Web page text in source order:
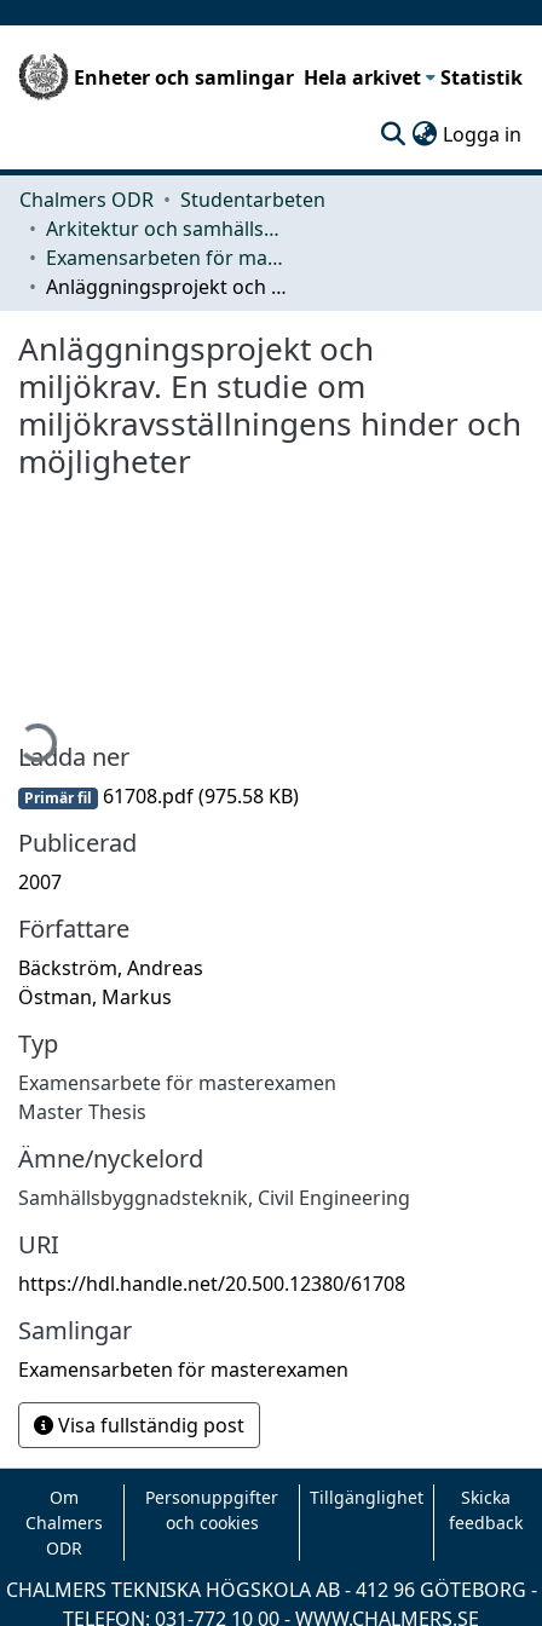
Enheter och samlingar Hela arkivet Statistik
Logga in
Chalmers ODR
Studentarbeten
Arkitektur och samhällsbyggnadsteknik (ACE)
Examensarbeten för masterexamen
Anläggningsprojekt och miljökrav. En studie om miljökravsställningens hinder och möjligheter
Anläggningsprojekt och
miljökrav. En studie om
miljökravsställningens hinder och
möjligheter
Ladda ner
Primär fil 61708.pdf(975.58 KB)
Publicerad
2007
Författare
Bäckström, Andreas
Östman, Markus
Typ
Examensarbete för masterexamen
Master Thesis
Ämne/nyckelord
Samhällsbyggnadsteknik, Civil Engineering
URI
https://hdl.handle.net/20.500.12380/61708
Samlingar
Examensarbeten för masterexamen
Visa fullständig post
Om
Chalmers
ODR
Personuppgifter
och cookies
Tillgänglighet
Skicka
feedback
CHALMERS TEKNISKA HÖGSKOLA AB - 412 96 GÖTEBORG -
TELEFON: 031-772 10 00 -WWW.CHALMERS.SE